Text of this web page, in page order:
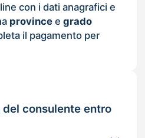
con i dati anagrafici e
provincee grado
il pagamento per
consulente entro